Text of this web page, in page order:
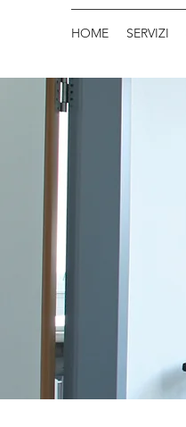
HOME SERVIZI